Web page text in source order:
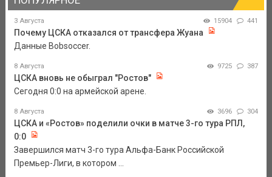
3 Августа 15904 441
Почему ЦСКА отказался от трансфера Жуана
Данные Bobsoccer.
8 Августа 9725 387
ЦСКА вновь не обыграл "Ростов"
Сегодня 0:0 на армейской арене.
8 Августа 3696 304
ЦСКА и «Ростов» поделили очки в матче 3-го тура РПЛ,
0:0
Завершился матч 3-го тура Альфа-Банк Российской
Премьер-Лиги, в котором ...